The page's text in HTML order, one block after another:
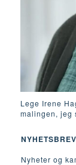
Lege Irene
malingen, jeg
NYHETSBREV
Nyheter og